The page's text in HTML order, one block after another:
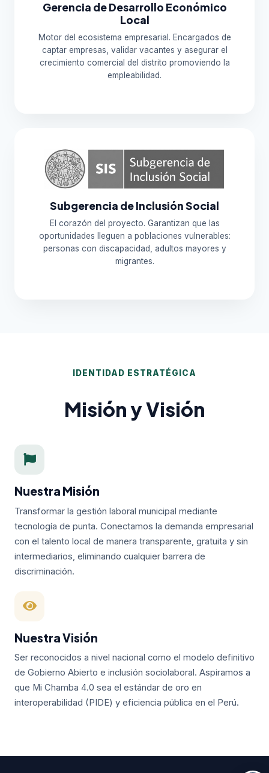
Gerencia de Desarrollo Económico
Local
Motor del ecosistema empresarial. Encargados de
captar empresas, validar vacantes y asegurar el
crecimiento comercial del distrito promoviendo la
empleabilidad.
Subgerencia de Inclusión Social
El corazón del proyecto. Garantizan que las
oportunidades lleguen a poblaciones vulnerables:
personas con discapacidad, adultos mayores y
migrantes.
IDENTIDAD ESTRATÉGICA
Misión y Visión
Nuestra Misión
Transformar la gestión laboral municipal mediante
tecnología de punta. Conectamos la demanda empresarial
con el talento local de manera transparente, gratuita y sin
intermediarios, eliminando cualquier barrera de
discriminación.
Nuestra Visión
Ser reconocidos a nivel nacional como el modelo definitivo
de Gobierno Abierto e inclusión sociolaboral. Aspiramos a
que Mi Chamba 4.0 sea el estándar de oro en
interoperabilidad (PIDE) y eficiencia pública en el Perú.